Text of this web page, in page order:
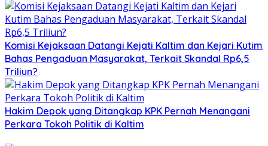
Komisi Kejaksaan Datangi Kejati Kaltim dan Kejari Kutim
Bahas Pengaduan Masyarakat, Terkait Skandal Rp6,5
Triliun?
Hakim Depok yang Ditangkap KPK Pernah Menangani
Perkara Tokoh Politik di Kaltim